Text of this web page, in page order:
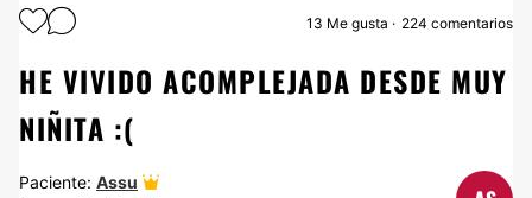
ABDOMINOPLASTÍA
13 Me gusta 224 comentarios
HE VIVIDO ACOMPLEJADA DESDE MUY
NIÑITA :(
Paciente: Assu